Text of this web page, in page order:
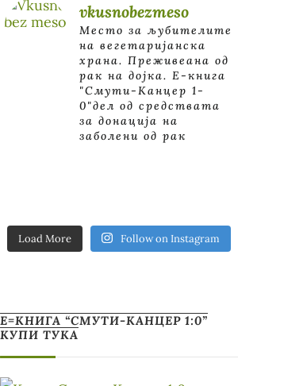
vkusnobezmeso
Место за љубителите
на вегетаријанска
храна. Преживеана од
рак на дојка. E-книга
"Смути-Канцер 1-
0"дел од средствата
за донација на
заболени од рак
Load More Follow on Instagram
Е=КНИГА “СМУТИ-КАНЦЕР 1:0”
КУПИ ТУКА